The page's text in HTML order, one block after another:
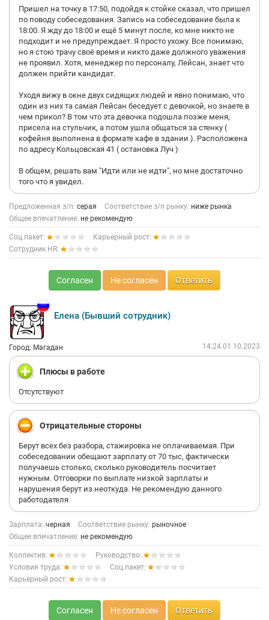
подработку или прост попробовать, что такое работать
бариста. Если вам больше 18, в диапазоне 20+ даже
рекомендовать не стану. Ребята, у которых есть опыт бариста -
даже не идите, в кофелайк сплошная деградация. Есть куда
лучше места с более достойным заработком. Большинство
коллектива, как раз таки ребята, которым 18-20. Есть пара
человек, кому за 28-30, и я искренне не понимаю, почему они
условий. Очень многие работают по принципу «Привычки» и
«Команды», как зомбированные, но не понимают, что с зп,
которую им предлагают далеко не уедешь.
Самое смешное, что Аяз уехал по заслугам, а инфоцыганщина
в «пользу команды» и жлобство к сотрудникам осталась.
Пришел на точку в 17:50, подойдя к стойке сказал, что пришел
по поводу собеседования. Запись на собеседование была к
18:00. Я жду до 18:00 и ещё 5 минут после, ко мне никто не
подходит и не предупреждает. Я просто ухожу. Все понимаю,
но я стою трачу своё время и никто даже должного уважения
не проявил. Хотя, менеджер по персоналу, Лейсан, знает что
должен прийти кандидат.
Уходя вижу в окне двух сидящих людей и явно понимаю, что
один из них та самая Лейсан беседует с девочкой, но знаете в
чем прикол? В том что эта девочка подошла позже меня,
присела на стульчик, а потом ушла общаться за стенку (
кофейня выполнена в формате кафе в здании ). Расположена
по адресу Кольцовская 41 ( остановка Луч )
В общем, решать вам "Идти или не идти", но мне достаточно
того что я увидел.
Предложенная з/п: серая Соответствие з/п рынку: ниже рынка
Общее впечатление: не рекомендую
Соц.пакет:
Карьерный рост:
Сотрудник HR:
Согласен Не согласен Ответить
Елена (Бывший сотрудник)
Город: Магадан 14:24 01.10.2023
Плюсы в работе
Отсутствуют
Отрицательные стороны
Берут всех без разбора, стажировка не оплачиваемая. При
собеседовании обещают зарплату от 70 тыс, фактически
получаешь столько, сколько руководитель посчитает
нужным. Отговорки по выплате низкой зарплаты и
нарушения берут из неоткуда. Не рекомендую данного
работодателя
Зарплата: черная Соответствие рынку: рыночное
Общее впечатление: не рекомендую
Коллектив:
Руководство:
Условия труда:
Соц.пакет:
Карьерный рост:
Согласен Не согласен Ответить